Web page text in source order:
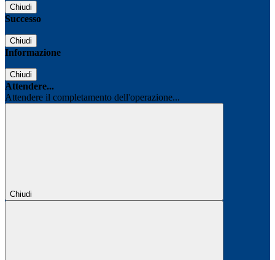
Chiudi
Successo
Chiudi
Informazione
Chiudi
Attendere...
Attendere il completamento dell'operazione...
Chiudi